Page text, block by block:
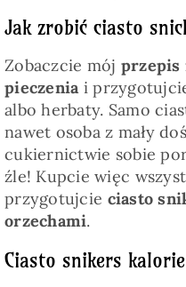
Jak zrobić ciasto
Zobaczcie mój przepis
pieczeniai
albo herbaty. Samo
nawet osoba z mały
cukiernictwie sobie
źle! Kupcie więc
przygotujcie ciasto
orzechami.
Ciasto snikers kalorie